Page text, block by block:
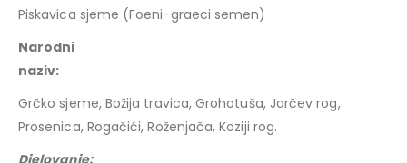
Piskavica sjeme (Foeni-graeci semen)
Narodni
naziv:
Grčko sjeme, Božija travica, Grohotuša, Jarčev rog,
Prosenica, Rogačići, Roženjača, Koziji rog.
Djelovanje: